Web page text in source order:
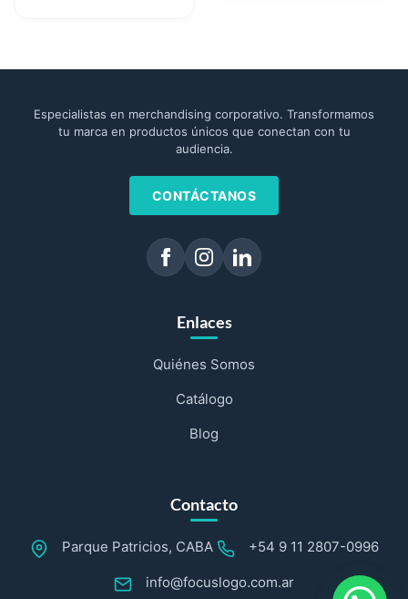
Especialistas en merchandising corporativo. Transformamos
tu marca en productos únicos que conectan con tu
audiencia.
CONTÁCTANOS
Enlaces
Quiénes Somos
Catálogo
Blog
Contacto
Parque Patricios, CABA +54 9 11 2807-0996
info@focuslogo.com.ar